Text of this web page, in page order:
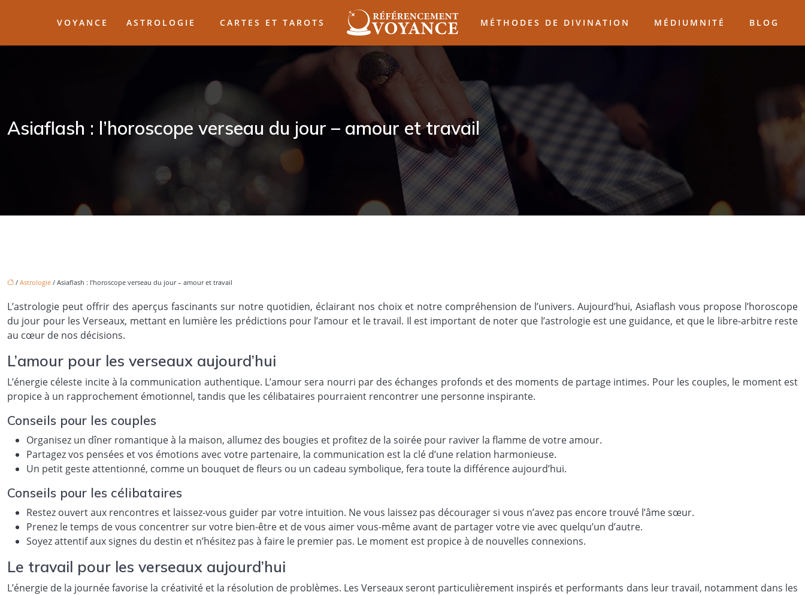
CARTES ET TAROTS
ASTROLOGIE
VOYANCE MÉTHODES DE DIVINATION MÉDIUMNITÉ BLOG
Asiaflash : l’horoscope verseau du jour – amour et travail
/ Astrologie / Asiaflash : l’horoscope verseau du jour – amour et travail
L’astrologie peut offrir des aperçus fascinants sur notre quotidien, éclairant nos choix et notre compréhension de l’univers. Aujourd’hui, Asiaflash vous propose l’horoscope
du jour pour les Verseaux, mettant en lumière les prédictions pour l’amour et le travail. Il est important de noter que l’astrologie est une guidance, et que le libre-arbitre reste
au cœur de nos décisions.
L’amour pour les verseaux aujourd’hui
L’énergie céleste incite à la communication authentique. L’amour sera nourri par des échanges profonds et des moments de partage intimes. Pour les couples, le moment est
propice à un rapprochement émotionnel, tandis que les célibataires pourraient rencontrer une personne inspirante.
Conseils pour les couples
Organisez un dîner romantique à la maison, allumez des bougies et profitez de la soirée pour raviver la flamme de votre amour.
Partagez vos pensées et vos émotions avec votre partenaire, la communication est la clé d’une relation harmonieuse.
Un petit geste attentionné, comme un bouquet de fleurs ou un cadeau symbolique, fera toute la différence aujourd’hui.
Conseils pour les célibataires
Restez ouvert aux rencontres et laissez-vous guider par votre intuition. Ne vous laissez pas décourager si vous n’avez pas encore trouvé l’âme sœur.
Prenez le temps de vous concentrer sur votre bien-être et de vous aimer vous-même avant de partager votre vie avec quelqu’un d’autre.
Soyez attentif aux signes du destin et n’hésitez pas à faire le premier pas. Le moment est propice à de nouvelles connexions.
Le travail pour les verseaux aujourd’hui
L’énergie de la journée favorise la créativité et la résolution de problèmes. Les Verseaux seront particulièrement inspirés et performants dans leur travail, notamment dans les